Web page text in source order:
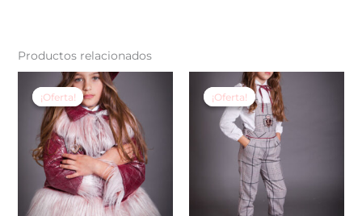
Productos relacionados
¡Oferta!
¡Oferta!
El
precio
original
era:
149,50 €.
El
precio
actual
es:
89,70 €.
producto
múltiples
¡Oferta!
¡Oferta!
precio
original
era:
75,90 €.
El
precio
actual
es:
45,54 €.